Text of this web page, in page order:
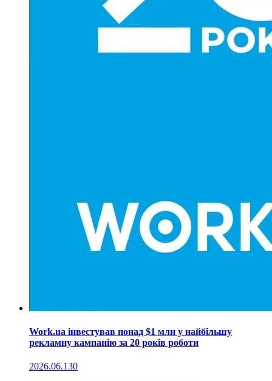
Work.ua інвестував понад $1 млн у найбільшу
рекламну кампанію за 20 років роботи
2026.06.130